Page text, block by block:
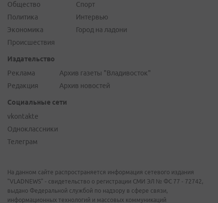
Общество
Политика
Экономика
Происшествия
Спорт
Интервью
Город на ладони
Издательство
Реклама
Редакция
Архив газеты "Владивосток"
Архив новостей
Социальные сети
vkontakte
Одноклассники
Телеграм
На данном сайте распространяется информация сетевого издания
"VLADNEWS" - свидетельство о регистрации СМИ ЭЛ № ФС 77 - 72742,
выдано Федеральной службой по надзору в сфере связи,
информационных технологий и массовых коммуникаций